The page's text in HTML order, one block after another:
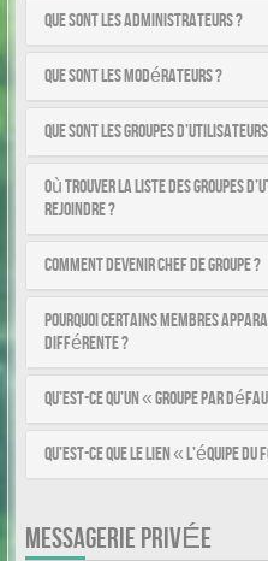
Que sont les administrateurs ?
Que sont les modérateurs ?
Que sont les groupes
Où trouver la liste des groupes
rejoindre ?
Comment devenir chef de groupe ?
Pourquoi certains membres
différente ?
Qu’est-ce qu’un « Groupe par
Qu’est-ce que le lien « L’équipe du
MESSAGERIE PRIVÉE